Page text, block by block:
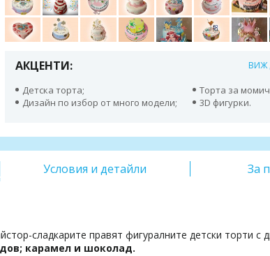
АКЦЕНТИ: ВИЖ
Детска торта;
Торта за
Дизайн по избор от много модели;
3D фигурки.
Условия и детайли За
сладкарите правят фигуралните детски торти с
карамел и шоколад.